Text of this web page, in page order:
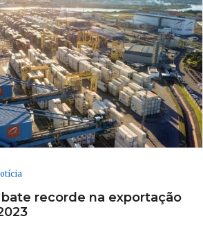
bate recorde na exportação